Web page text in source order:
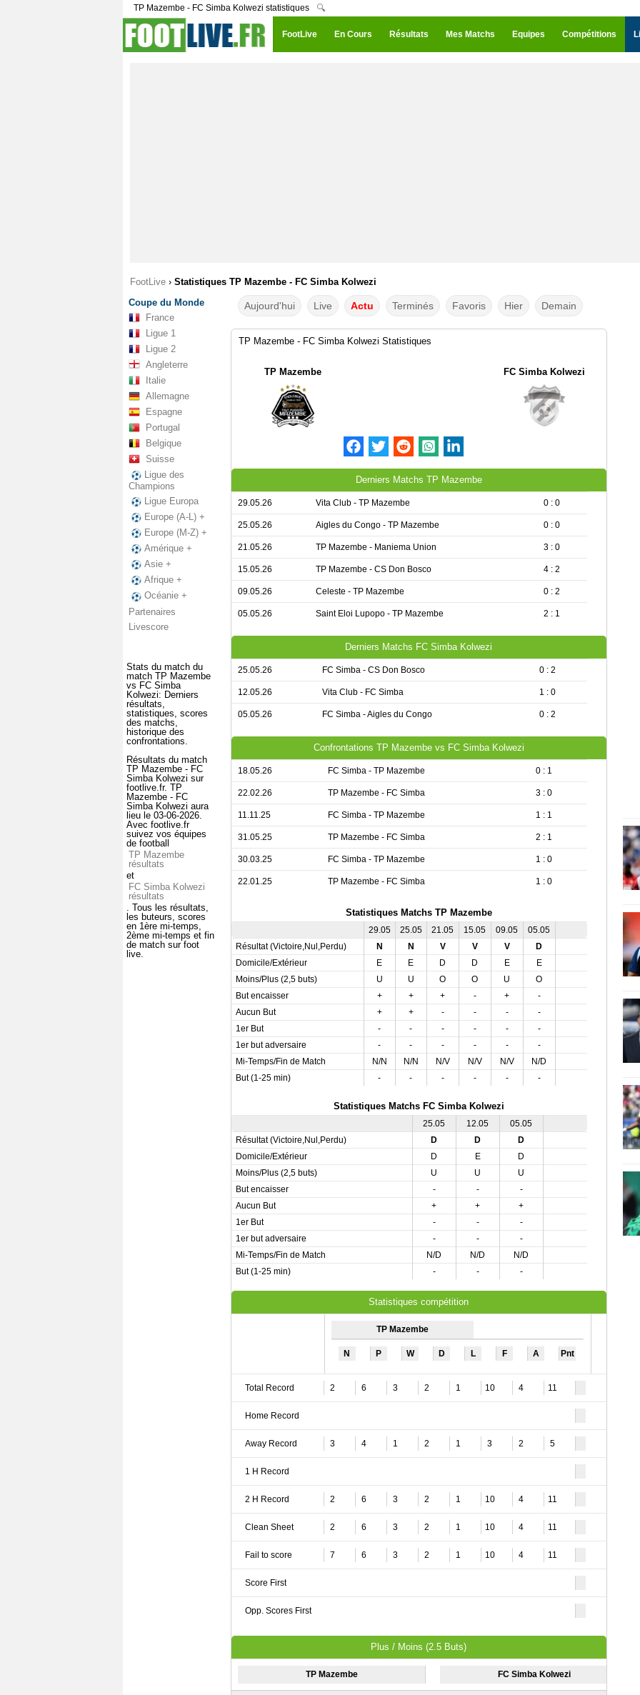
TP Mazembe - FC Simba Kolwezi statistiques 🔍
FootLive En Cours Résultats Mes Matchs Equipes Compétitions
FootLive › Statistiques TP Mazembe - FC Simba Kolwezi
Coupe du Monde
France
Ligue 1
Ligue 2
Angleterre
Italie
Allemagne
Espagne
Portugal
Belgique
Suisse
Ligue des
Champions
Ligue Europa
Europe (A-L) +
Europe (M-Z) +
Amérique +
Asie +
Afrique +
Océanie +
Partenaires
Livescore
Stats du match du
match TP Mazembe
vs FC Simba
Kolwezi: Derniers
résultats,
statistiques, scores
des matchs,
historique des
confrontations.
Résultats du match
TP Mazembe - FC
Simba Kolwezi sur
footlive.fr. TP
Mazembe - FC
Simba Kolwezi aura
lieu le 03-06-2026.
Avec footlive.fr
suivez vos équipes
de football
TP Mazembe
résultats
et
FC Simba Kolwezi
résultats
. Tous les résultats,
les buteurs, scores
en 1ère mi-temps,
2ème mi-temps et fin
de match sur foot
live.
Aujourd'hui Live Actu Terminés Favoris Hier Demain
TP Mazembe - FC Simba Kolwezi Statistiques
TP Mazembe FC Simba Kolwezi
Derniers Matchs TP Mazembe
29.05.26 Vita Club - TP Mazembe 0 : 0
25.05.26 Aigles du Congo - TP Mazembe 0 : 0
21.05.26 TP Mazembe - Maniema Union 3 : 0
15.05.26 TP Mazembe - CS Don Bosco 4 : 2
09.05.26 Celeste - TP Mazembe 0 : 2
05.05.26 Saint Eloi Lupopo - TP Mazembe 2 : 1
Derniers Matchs FC Simba Kolwezi
25.05.26 FC Simba - CS Don Bosco 0 : 2
12.05.26 Vita Club - FC Simba 1 : 0
05.05.26 FC Simba - Aigles du Congo 0 : 2
Confrontations TP Mazembe vs FC Simba Kolwezi
18.05.26 FC Simba - TP Mazembe 0 : 1
22.02.26 TP Mazembe - FC Simba 3 : 0
11.11.25 FC Simba - TP Mazembe 1 : 1
31.05.25 TP Mazembe - FC Simba 2 : 1
30.03.25 FC Simba - TP Mazembe 1 : 0
22.01.25 TP Mazembe - FC Simba 1 : 0
Statistiques Matchs TP Mazembe
29.05 25.05 21.05 15.05 09.05
05.05
Résultat (Victoire,Nul,Perdu)
N N V V V
D
Domicile/Extérieur
E E D D E
E
Moins/Plus (2,5 buts)
U U O O U
O
But encaisser
+ + + - +
-
Aucun But
+ + - - -
-
1er But
- - - - -
-
1er but adversaire
- - - - -
-
Mi-Temps/Fin de Match
N/N N/N N/V N/V N/V
N/D
But (1-25 min)
- - - - - -
Statistiques Matchs FC Simba Kolwezi
25.05 12.05
05.05
Résultat (Victoire,Nul,Perdu)
D D
D
Domicile/Extérieur
D E
D
Moins/Plus (2,5 buts)
U U
U
But encaisser
- -
-
Aucun But
+ +
+
1er But
- -
-
1er but adversaire
- -
-
Mi-Temps/Fin de Match
N/D N/D
N/D
But (1-25 min)
- - -
Statistiques compétition
TP Mazembe
N P W D L F A Pnt
Total Record 2 6 3 2 1 10 4 11
Home Record
Away Record 3 4 1 2 1 3 2 5
1 H Record
2 H Record 2 6 3 2 1 10 4 11
Clean Sheet 2 6 3 2 1 10 4 11
Fail to score 7 6 3 2 1 10 4 11
Score First
Opp. Scores First
Plus / Moins (2.5 Buts)
TP Mazembe FC Simba Kolwezi